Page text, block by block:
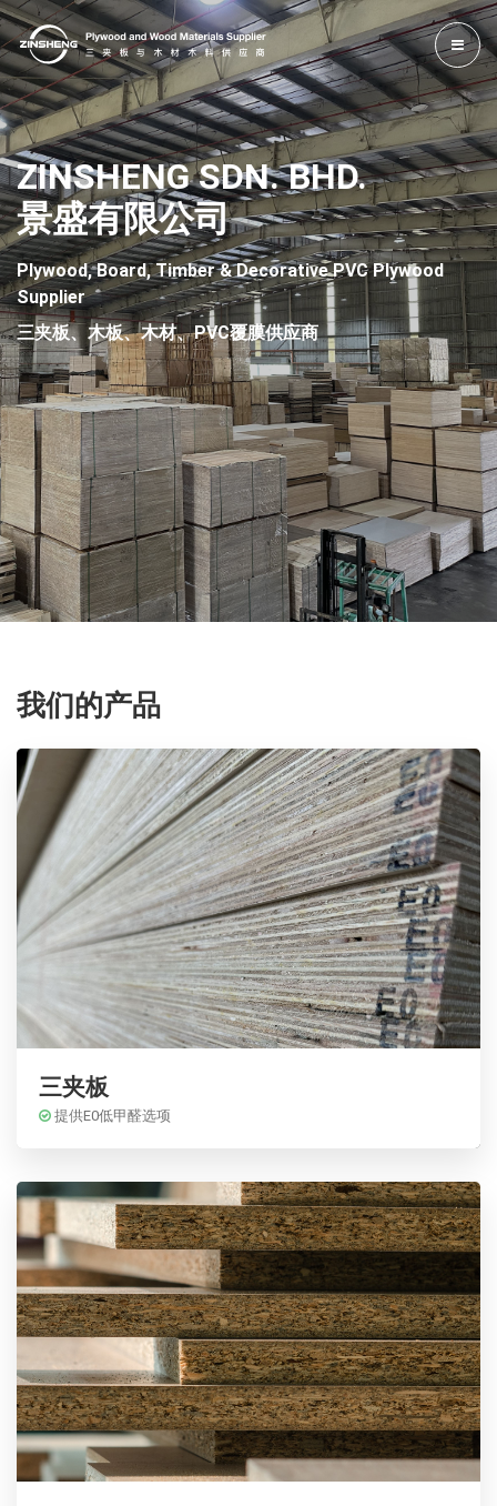
ZINSHENG SDN. BHD.
景盛有限公司
Plywood, Board, Timber & Decorative PVC Plywood
Supplier
三夹板、木板、木材、PVC覆膜供应商
我们的产品
三夹板
提供E0低甲醛选项